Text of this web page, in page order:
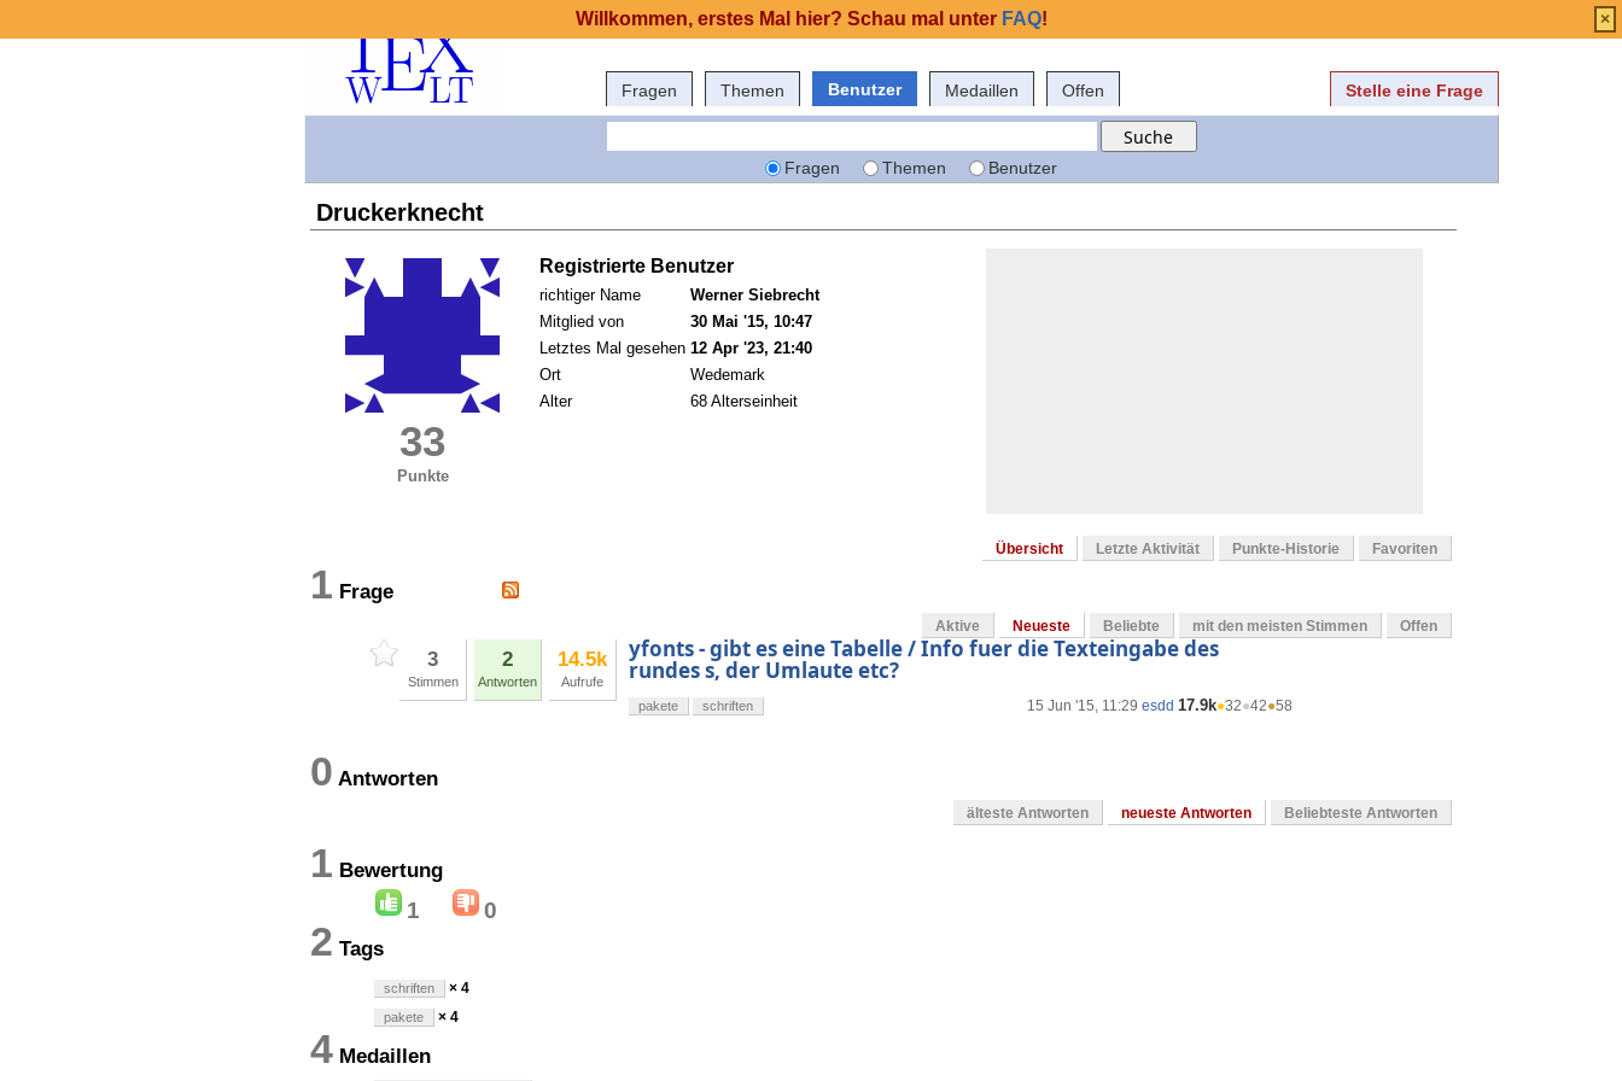
Fragen Themen Benutzer Medaillen Offen Stelle eine Frage
Fragen Themen Benutzer
Druckerknecht
33
Punkte
Registrierte Benutzer
richtiger Name
Werner Siebrecht
Mitglied von
30 Mai '15, 10:47
Letztes Mal gesehen 12 Apr '23, 21:40
Ort
Wedemark
Alter
68 Alterseinheit
Übersicht Letzte Aktivität Punkte-Historie Favoriten
1 Frage
Aktive Neueste Beliebte mit den meisten Stimmen Offen
3
Stimmen
2
Antworten
14.5k
Aufrufe
yfonts - gibt es eine Tabelle / Info fuer die Texteingabe des
rundes s, der Umlaute etc?
15 Jun '15, 11:29 esdd 17.9k●32●42●58
pakete schriften
0 Antworten
älteste Antworten neueste Antworten Beliebteste Antworten
1 Bewertung
1 0
2 Tags
schriften × 4
pakete × 4
4 Medaillen
Willkommen, erstes Mal hier? Schau mal unter FAQ! ×